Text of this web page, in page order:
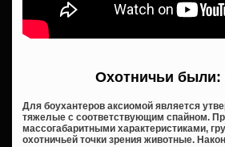
Охотничьи были:
Для боухантеров аксиомой является
тяжелые с соответствующим спайном.
массогабаритными характеристиками,
охотничьей точки зрения животные.